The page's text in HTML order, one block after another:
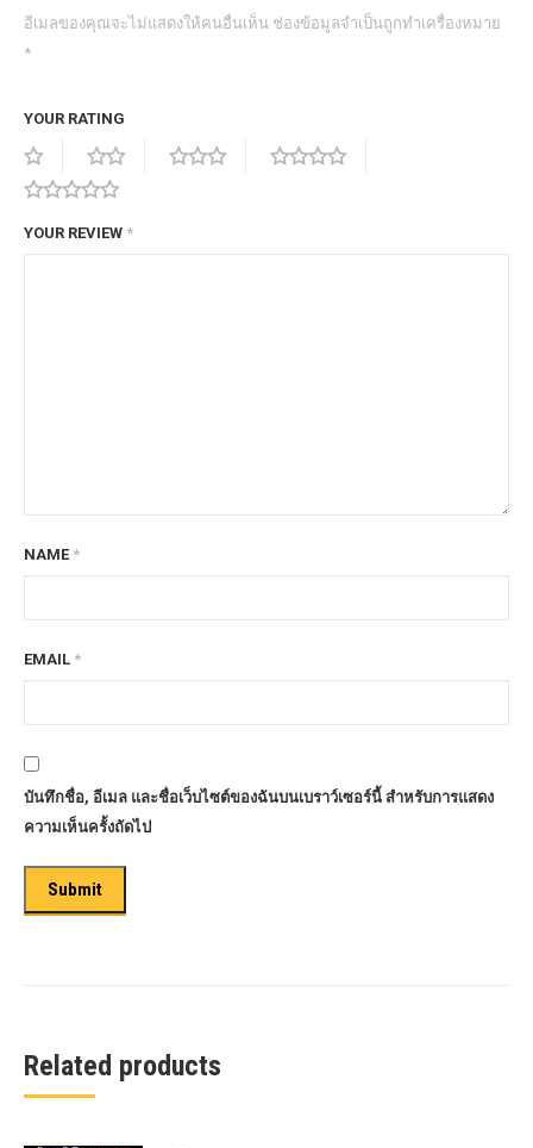
อีเมลของคุณจะไม่แสดงให้คนอื่นเห็น ช่องข้อมูลจำเป็นถูกทำเครื่องหมาย
*
YOUR RATING
YOUR REVIEW *
NAME *
EMAIL *
บันทึกชื่อ, อีเมล และชื่อเว็บไซต์ของฉันบนเบราว์เซอร์นี้ สำหรับการแสดง
ความเห็นครั้งถัดไป
Related products